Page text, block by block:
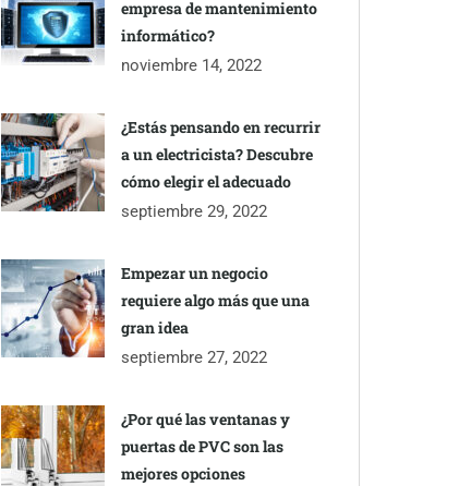
empresa de mantenimiento
informático?
noviembre 14, 2022
¿Estás pensando en recurrir
a un electricista? Descubre
cómo elegir el adecuado
septiembre 29, 2022
Empezar un negocio
requiere algo más que una
gran idea
septiembre 27, 2022
¿Por qué las ventanas y
puertas de PVC son las
mejores opciones